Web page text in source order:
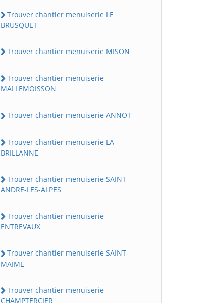
Trouver chantier menuiserie LE
BRUSQUET
Trouver chantier menuiserie MISON
Trouver chantier menuiserie
MALLEMOISSON
Trouver chantier menuiserie ANNOT
Trouver chantier menuiserie LA
BRILLANNE
Trouver chantier menuiserie SAINT-
ANDRE-LES-ALPES
Trouver chantier menuiserie
ENTREVAUX
Trouver chantier menuiserie SAINT-
MAIME
Trouver chantier menuiserie
CHAMPTERCIER